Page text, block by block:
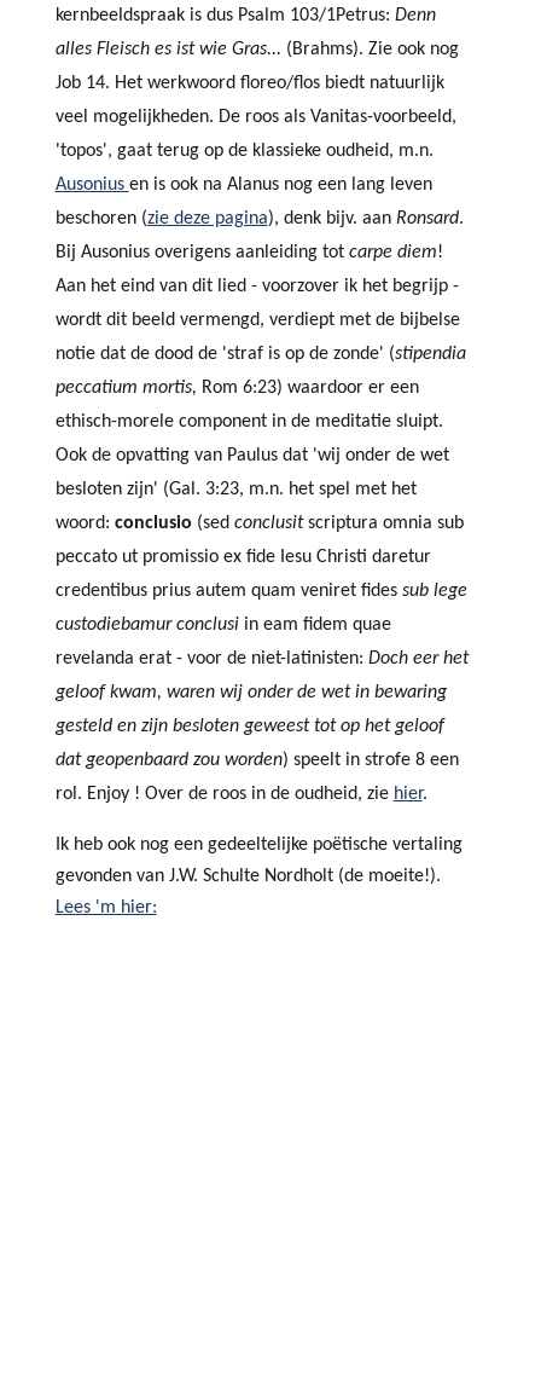
kernbeeldspraak is dus Psalm 103/1Petrus: Denn
alles Fleisch es ist wie Gras... (Brahms). Zie ook nog
Job 14. Het werkwoord floreo/flos biedt natuurlijk
veel mogelijkheden. De roos als Vanitas-voorbeeld,
'topos', gaat terug op de klassieke oudheid, m.n.
Ausonius en is ook na Alanus nog een lang leven
beschoren (zie deze pagina), denk bijv. aan Ronsard.
Bij Ausonius overigens aanleiding tot carpe diem!
Aan het eind van dit lied - voorzover ik het begrijp -
wordt dit beeld vermengd, verdiept met de bijbelse
notie dat de dood de 'straf is op de zonde' (stipendia
peccatium mortis, Rom 6:23) waardoor er een
ethisch-morele component in de meditatie sluipt.
Ook de opvatting van Paulus dat 'wij onder de wet
besloten zijn' (Gal. 3:23, m.n. het spel met het
woord: conclusio (sed conclusitscriptura omnia sub
peccato ut promissio ex fide Iesu Christi daretur
credentibus prius autem quam veniret fides sub lege
custodiebamur conclusi in eam fidem quae
revelanda erat - voor de niet-latinisten: Doch eer het
geloof kwam, waren wij onder de wet in bewaring
gesteld en zijn besloten geweest tot op het geloof
dat geopenbaard zou worden) speelt in strofe 8 een
rol. Enjoy ! Over de roos in de oudheid, zie hier.
Ik heb ook nog een gedeeltelijke poëtische vertaling
gevonden van J.W. Schulte Nordholt (de moeite!).
Lees 'm hier: